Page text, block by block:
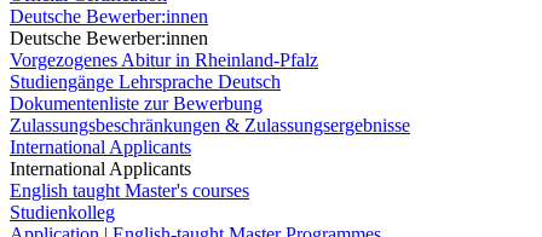
Deutsche Bewerber:innen
Deutsche Bewerber:innen
Vorgezogenes Abitur in Rheinland-Pfalz
Studiengänge Lehrsprache Deutsch
Dokumentenliste zur Bewerbung
Zulassungsbeschränkungen & Zulassungsergebnisse
International Applicants
International Applicants
English taught Master's courses
Studienkolleg